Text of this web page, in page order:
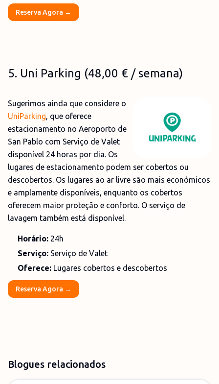
Reserva Agora →
5. Uni Parking (48,00 € / semana)
Sugerimos ainda que considere o
UniParking, que oferece
estacionamento no Aeroporto de
San Pablo com Serviço de Valet
disponível 24 horas por dia. Os
lugares de estacionamento podem ser cobertos ou
descobertos. Os lugares ao ar livre são mais económicos
e amplamente disponíveis, enquanto os cobertos
oferecem maior proteção e conforto. O serviço de
lavagem também está disponível.
Horário: 24h
Serviço: Serviço de Valet
Oferece: Lugares cobertos e descobertos
Reserva Agora →
Blogues relacionados